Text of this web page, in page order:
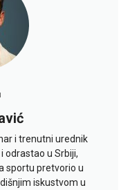
i trenutni urednik
odrastao u Srbiji,
sportu pretvorio u
iskustvom u